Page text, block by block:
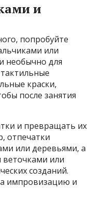
и
попробуйте
или
необычно для
краски,
после занятия
и превращать их
отпечатки
или деревьями, а
или
созданий.
импровизацию и